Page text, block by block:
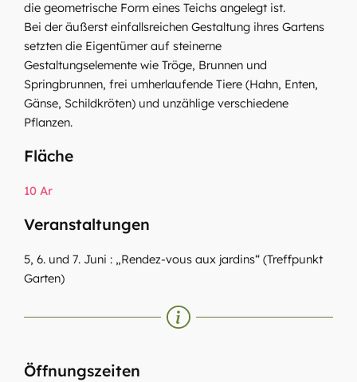
die geometrische Form eines Teichs angelegt ist.
Bei der äußerst einfallsreichen Gestaltung ihres Gartens
setzten die Eigentümer auf steinerne
Gestaltungselemente wie Tröge, Brunnen und
Springbrunnen, frei umherlaufende Tiere (Hahn, Enten,
Gänse, Schildkröten) und unzählige verschiedene
Pflanzen.
Fläche
10 Ar
Veranstaltungen
5, 6. und 7. Juni : „Rendez-vous aux jardins“ (Treffpunkt
Garten)
Öffnungszeiten